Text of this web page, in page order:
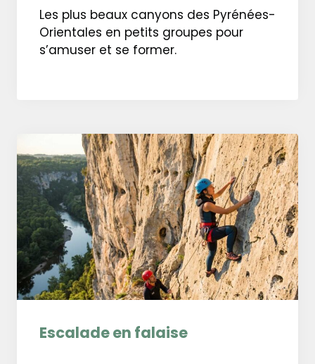
Les plus beaux canyons des Pyrénées-
Orientales en petits groupes pour
s’amuser et se former.
Escalade en falaise